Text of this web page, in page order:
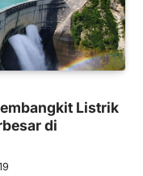
Listrik
di